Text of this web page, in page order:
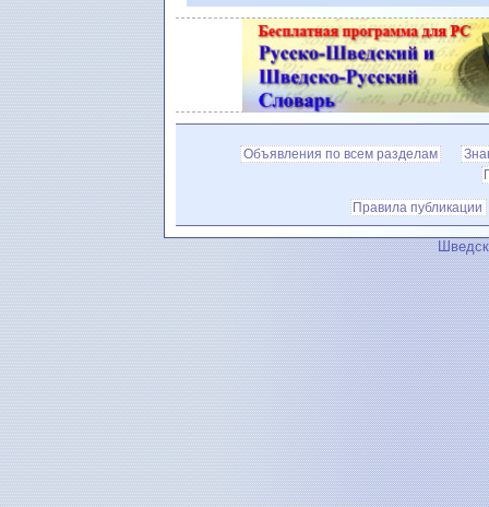
Объявления по всем разделам
Правила публикации